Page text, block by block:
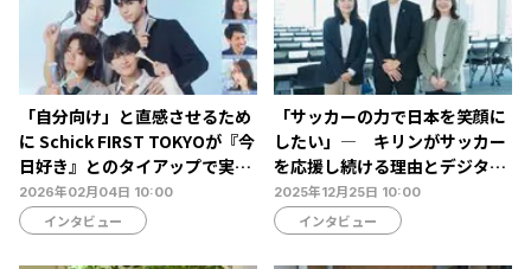
「自分向け」と直感させるため
に Schick FIRST TOKYOが『今
日好き』とのタイアップで実現
したZ世代へのパーセプション
チェンジ戦略
2026年02月04日 10:00
インタビュー
「サッカーの力で日本を笑顔に
したい」― キリンがサッカー
を応援し続ける理由とデジタル
メディアが担うべき役割
2025年12月25日 10:00
インタビュー